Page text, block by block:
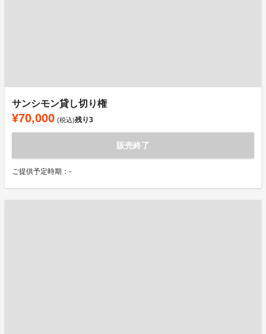
サンシモン貸し切り権
¥70,000 (税込)残り3
販売終了
ご提供予定時期：-